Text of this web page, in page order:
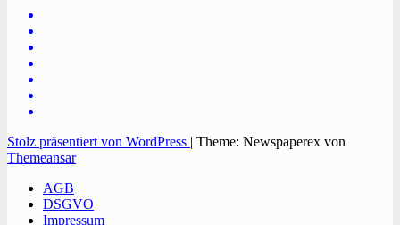
Stolz präsentiert von WordPress | Theme: Newspaperex von
Themeansar
AGB
DSGVO
Impressum